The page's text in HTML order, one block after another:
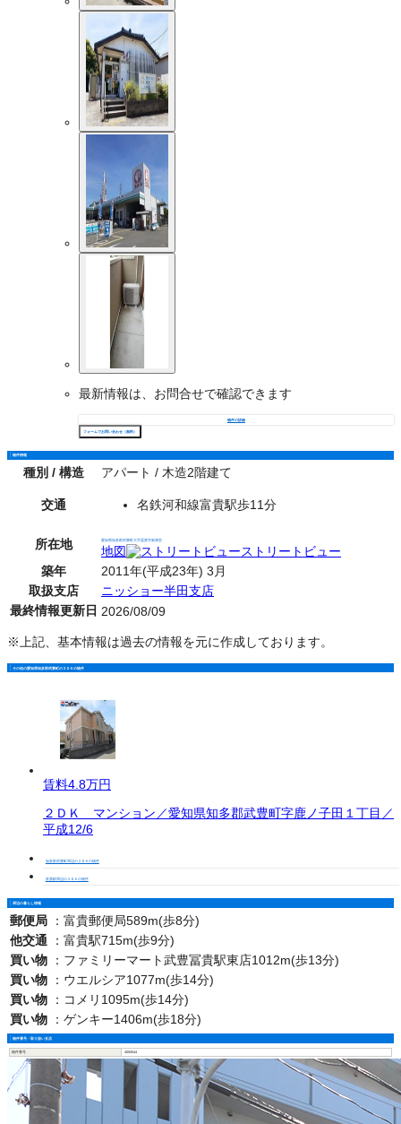
最新情報は、お問合せで確認できます
物件の詳細
フォームでお問い合わせ（無料）
物件情報
種別 / 構造 アパート / 木造2階建て
交通 名鉄河和線富貴駅歩11分
所在地 愛知県知多郡武豊町大字冨貴字新薄里
地図
ストリートビュー
築年
2011年(平成23年) 3月
取扱支店
ニッショー半田支店
最終情報更新日 2026/08/09
※上記、基本情報は過去の情報を元に作成しております。
その他の愛知県知多郡武豊町の２ＤＫの物件
賃料4.8万円
２ＤＫ マンション／愛知県知多郡武豊町字鹿ノ子田１丁目／
平成12/6
知多郡武豊町周辺の２ＤＫの物件
富貴駅周辺の２ＤＫの物件
周辺の暮らし情報
郵便局 ： 富貴郵便局589m(歩8分)
他交通
： 富貴駅715m(歩9分)
買い物
： ファミリーマート武豊冨貴駅東店1012m(歩13分)
買い物
： ウエルシア1077m(歩14分)
買い物
： コメリ1095m(歩14分)
買い物
： ゲンキー1406m(歩18分)
物件番号・取り扱い支店
物件番号 4050544